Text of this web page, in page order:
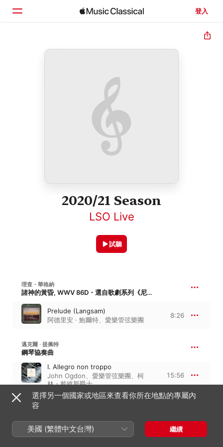
登入
首頁
2020/21 Season
LSO Live
試聽
理查・華格納
諸神的黃昏, WWV 86D・選自歌劇系列《尼布龍根的指環》
Prelude (Langsam)
阿德里安 · 鮑爾特、 愛樂管弦樂團
8:26
邁克爾 · 提佩特
鋼琴協奏曲
I. Allegro non troppo
John Ogdon、 愛樂管弦樂團、 柯
林・戴維斯爵士
15:56
安東 · 魏本
6 Pieces for Large Orchestra, Op. 6
Othmar Mága、德國紐倫堡交響樂團
10:53
選擇另一個國家或地區來查看你所在地點的專屬內
容
美國 (繁體中文台灣) 繼續